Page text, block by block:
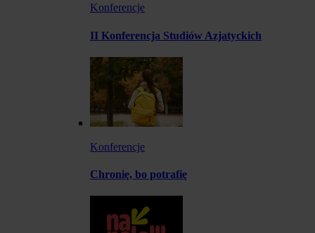
Konferencje
II Konferencja Studiów Azjatyckich
Konferencje
Chronię, bo potrafię